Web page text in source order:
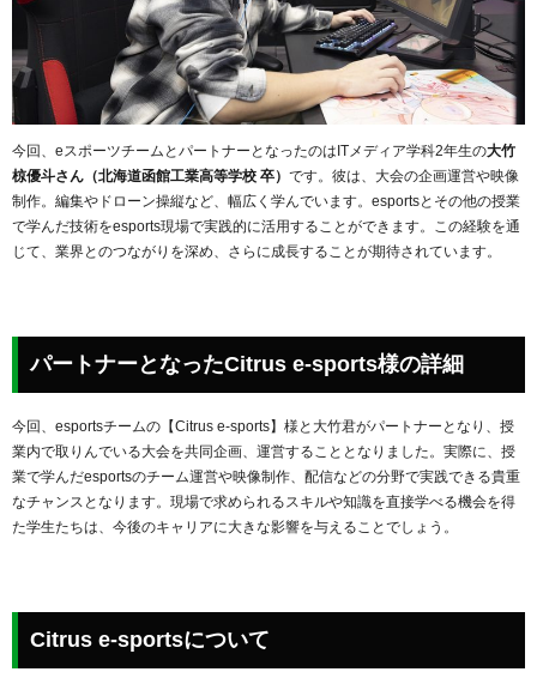
今回、eスポーツチームとパートナーとなったのはITメディア学科2年生の大竹
椋優斗さん（北海道函館工業高等学校 卒） です。彼は、大会の企画運営や映像
制作。編集やドローン操縦など、幅広く学んでいます。esportsとその他の授業
で学んだ技術をesports現場で実践的に活用することができます。この経験を通
じて、業界とのつながりを深め、さらに成長することが期待されています。
パートナーとなったCitrus e-sports様の詳細
今回、esportsチームの【Citrus e-sports】様と大竹君がパートナーとなり、授
業内で取りんでいる大会を共同企画、運営することとなりました。実際に、授
業で学んだesportsのチーム運営や映像制作、配信などの分野で実践できる貴重
なチャンスとなります。現場で求められるスキルや知識を直接学べる機会を得
た学生たちは、今後のキャリアに大きな影響を与えることでしょう。
Citrus e-sportsについて